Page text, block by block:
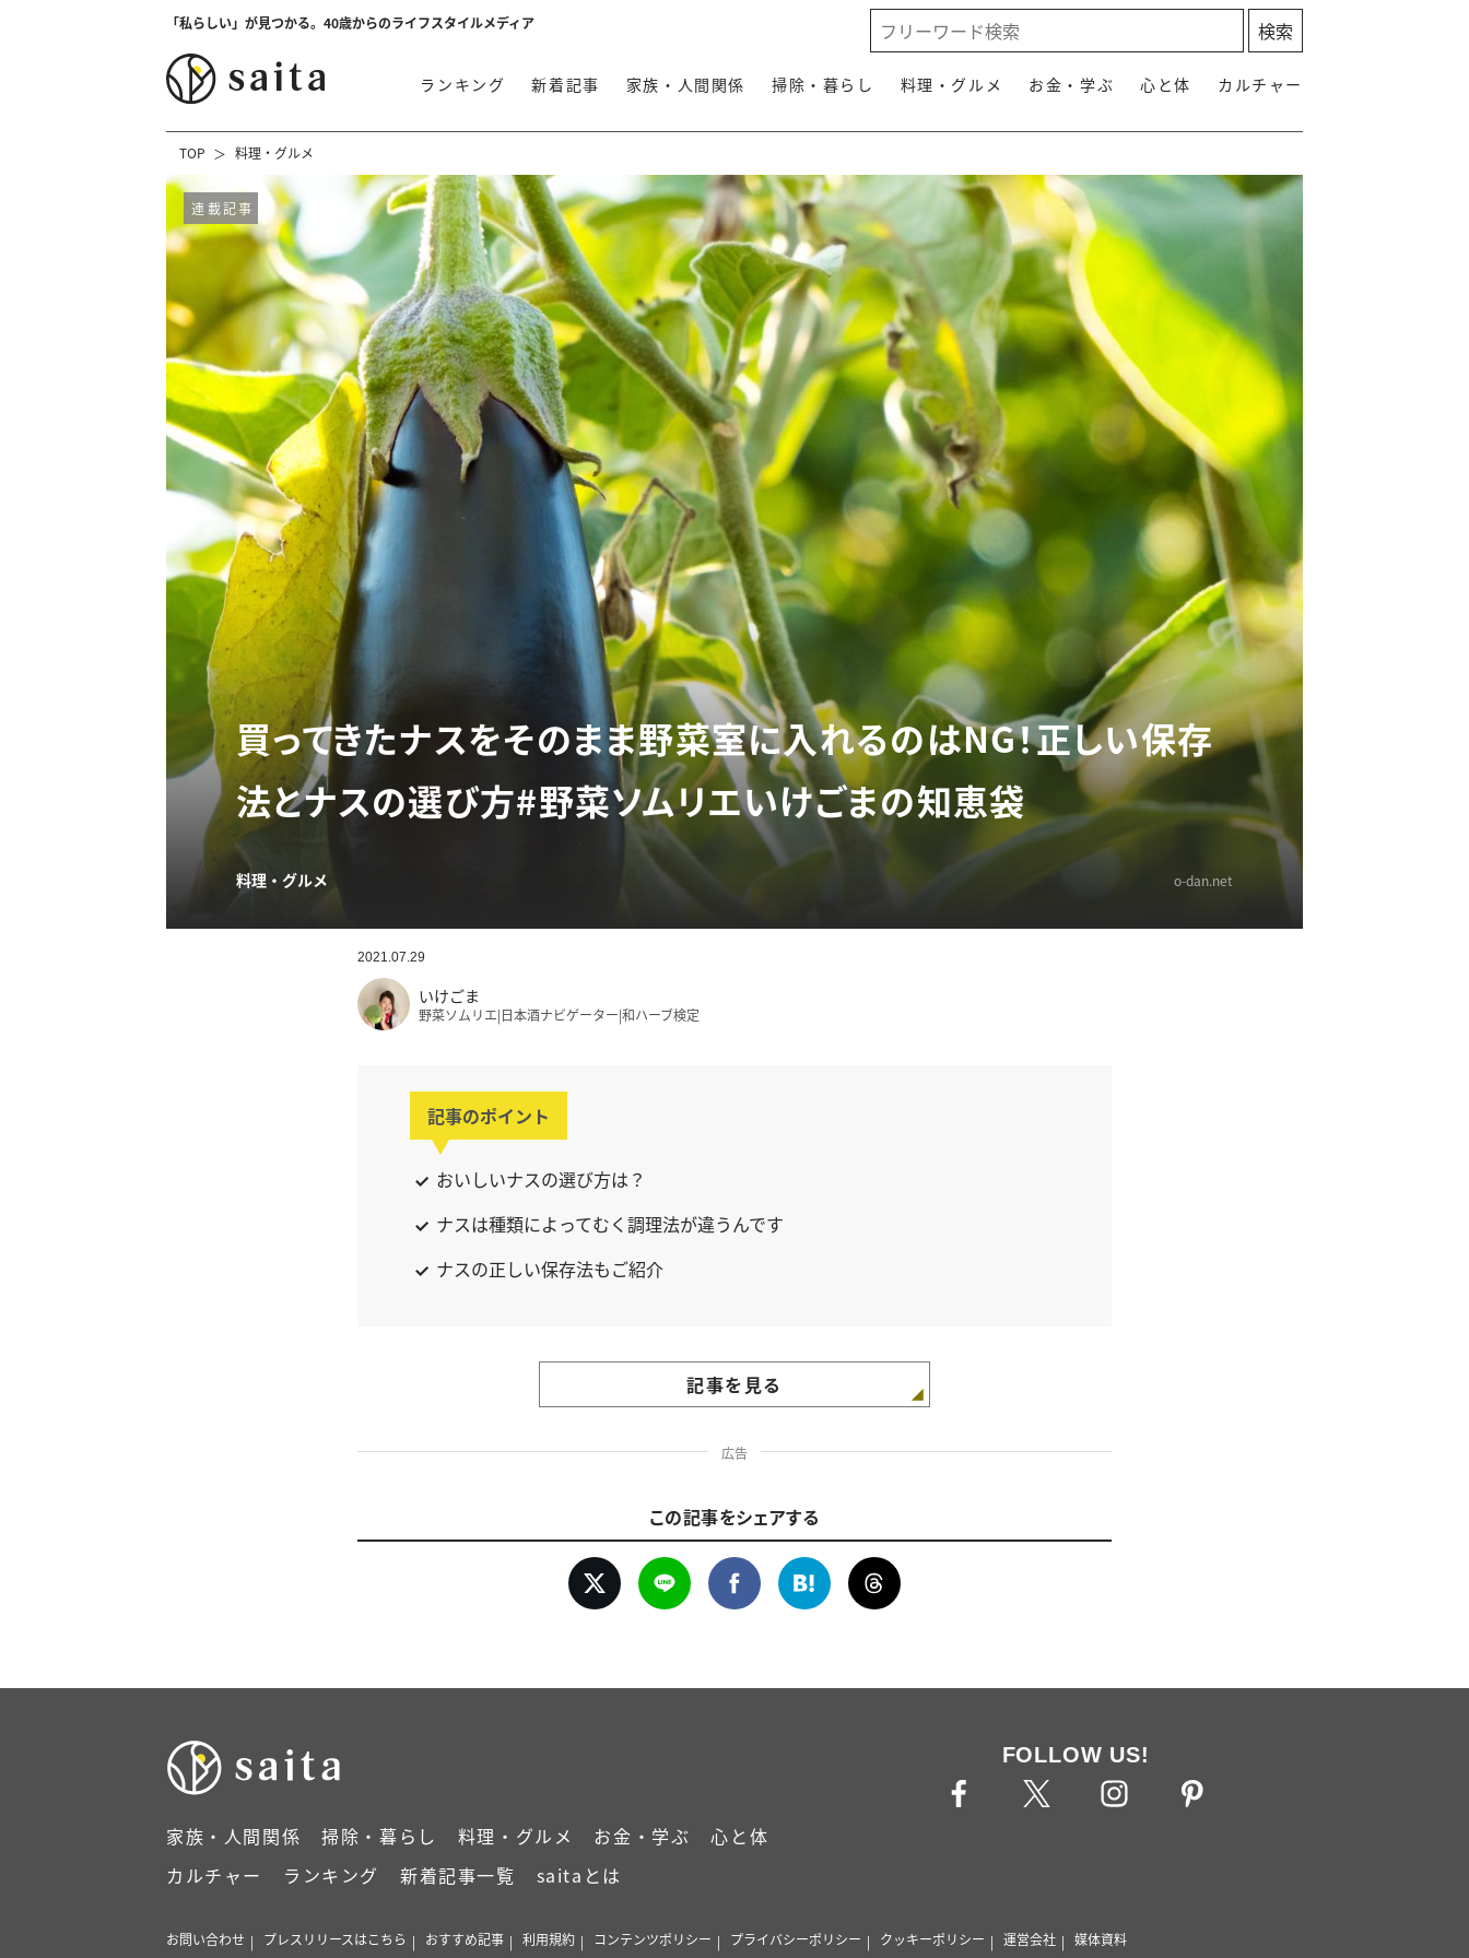
「私らしい」が見つかる。40歳からのライフスタイルメディア
ランキング 新着記事 家族・人間関係 掃除・暮らし 料理・グルメ お金・学ぶ 心と体 カルチャー
TOP 料理・グルメ
連載記事
買ってきたナスをそのまま野菜室に入れるのはNG！正しい保存
法とナスの選び方#野菜ソムリエいけごまの知恵袋
料理・グルメ o-dan.net
2021.07.29
いけごま
野菜ソムリエ|日本酒ナビゲーター|和ハーブ検定
記事のポイント
おいしいナスの選び方は？
ナスは種類によってむく調理法が違うんです
ナスの正しい保存法もご紹介
記事を見る
広告
この記事をシェアする
家族・人間関係 掃除・暮らし 料理・グルメ お金・学ぶ
心と体
カルチャー
ランキング 新着記事一覧 saitaとは
FOLLOW US!
お問い合わせ プレスリリースはこちら おすすめ記事 利用規約 コンテンツポリシー プライバシーポリシー クッキーポリシー 運営会社 媒体資料